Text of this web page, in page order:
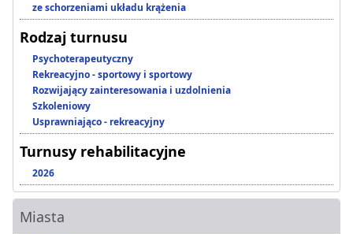
ze schorzeniami układu krążenia
Rodzaj turnusu
Psychoterapeutyczny
Rekreacyjno - sportowy i sportowy
Rozwijający zainteresowania i uzdolnienia
Szkoleniowy
Usprawniająco - rekreacyjny
Turnusy rehabilitacyjne
2026
Miasta